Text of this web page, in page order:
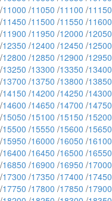
/11000 /11050 /11100 /11150
/11450 /11500 /11550 /11600
/11900 /11950 /12000 /12050
/12350 /12400 /12450 /12500
/12800 /12850 /12900 /12950
/13250 /13300 /13350 /13400
/13700 /13750 /13800 /13850
/14150 /14200 /14250 /14300
/14600 /14650 /14700 /14750
/15050 /15100 /15150 /15200
/15500 /15550 /15600 /15650
/15950 /16000 /16050 /16100
/16400 /16450 /16500 /16550
/16850 /16900 /16950 /17000
/17300 /17350 /17400 /17450
/17750 /17800 /17850 /17900